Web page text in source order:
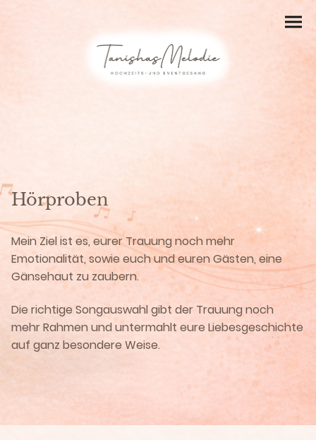
Hörproben
Mein Ziel ist es, eurer Trauung noch mehr
Emotionalität, sowie euch und euren Gästen, eine
Gänsehaut zu zaubern.
Die richtige Songauswahl gibt der Trauung noch
mehr Rahmen und untermahlt eure Liebesgeschichte
auf ganz besondere Weise.